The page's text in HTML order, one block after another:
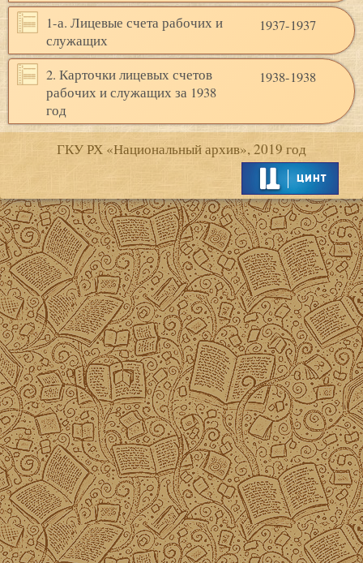
1-а. Лицевые счета рабочих и
служащих
1937-1937
2. Карточки лицевых счетов
рабочих и служащих за 1938
год
1938-1938
ГКУ РХ «Национальный архив», 2019 год